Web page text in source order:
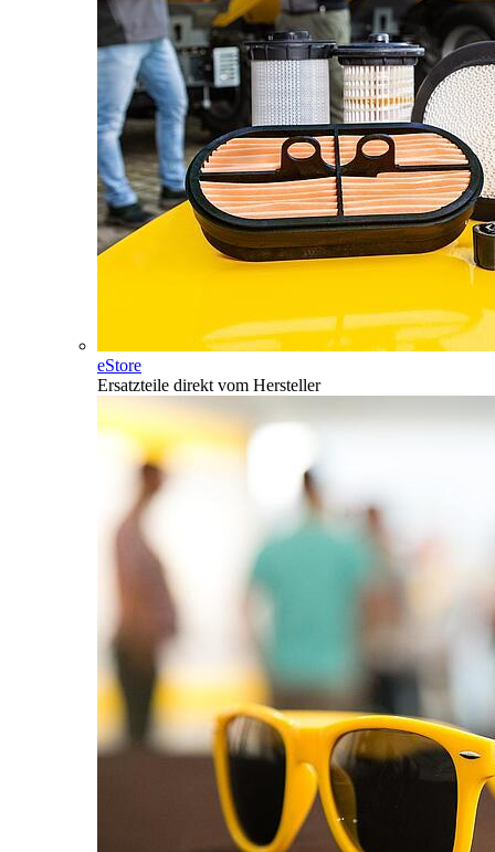
eStore
Ersatzteile direkt vom Hersteller